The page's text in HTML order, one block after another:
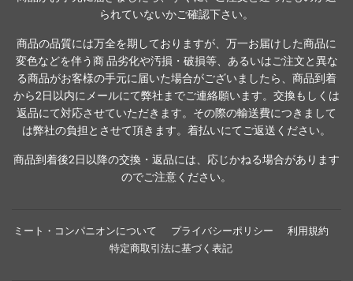
られていないかご確認下さい。
商品の品質には万全を期しておりますが、万一お届けした商品に
変色などを伴う商 品劣化や汚損・破損等、あるいはご注文と異な
る商品がお客様の手元に届いた場合がございましたら、商品到着
から2日以内にメールにて弊社までご連絡願います。交換もしくは
返品にて対応させていただきます。その際の輸送費につきまして
は弊社の負担とさせて頂きます。着払いにてご返送ください。
商品到着後2日以降の交換・返品には、応じかねる場合があります
のでご注意ください。
ミート・コンパニオンについて プライバシーポリシー
利用規約
特定商取引法に基づく表記